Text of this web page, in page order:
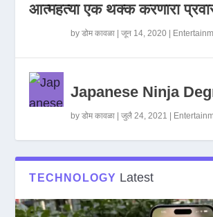
आत्महत्या एक थक्क करणारा
byडोम कावळा |जून 14, 2020
Japanese Ninja
byडोम कावळा |जुलै 24, 2021
TECHNOLOGY Latest